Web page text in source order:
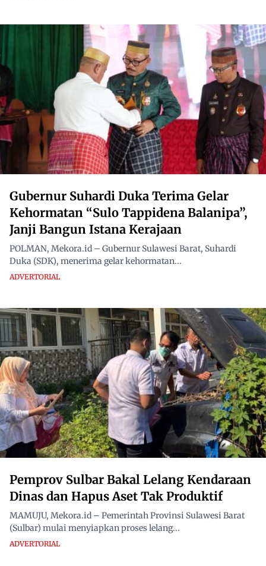
Gubernur Suhardi Duka Terima Gelar
Kehormatan “Sulo Tappidena Balanipa”,
Janji Bangun Istana Kerajaan
POLMAN, Mekora.id – Gubernur Sulawesi Barat, Suhardi
Duka (SDK), menerima gelar kehormatan...
ADVERTORIAL
Pemprov Sulbar Bakal Lelang Kendaraan
Dinas dan Hapus Aset Tak Produktif
MAMUJU, Mekora.id – Pemerintah Provinsi Sulawesi Barat
(Sulbar) mulai menyiapkan proses lelang...
ADVERTORIAL